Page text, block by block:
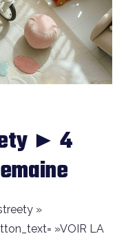
► 4
»
»VOIR LA